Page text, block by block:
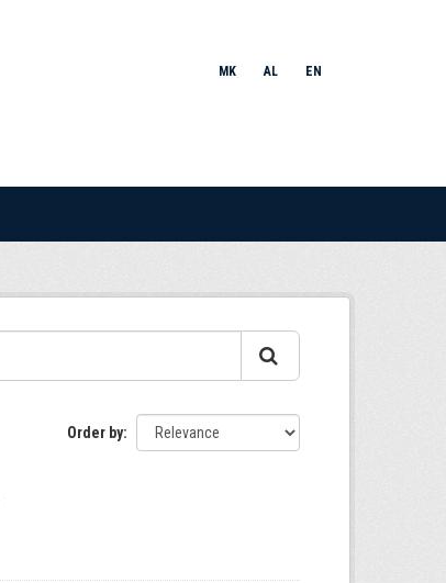
MK AL EN
Order by